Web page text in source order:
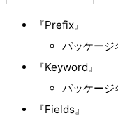
『Prefix』
パッケージ
『Keyword』
パッケージ
『Fields』